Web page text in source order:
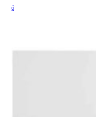
ตู้